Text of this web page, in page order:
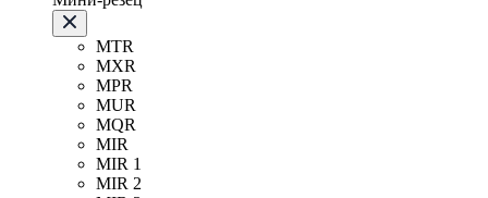
MTR
MXR
MPR
MUR
MQR
MIR
MIR 1
MIR 2